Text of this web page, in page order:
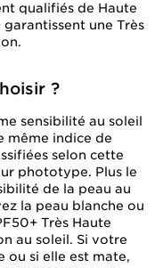
qualifiés de Haute
une Très
?
sensibilité au soleil
même indice de
selon cette
phototype. Plus le
de la peau au
la peau blanche ou
Très Haute
au soleil. Si votre
ou si elle est mate,